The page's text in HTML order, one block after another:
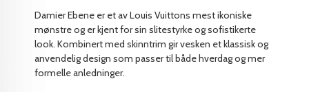
Damier Ebene er et av Louis Vuittons mest ikoniske
mønstre og er kjent for sin slitestyrke og sofistikerte
look. Kombinert med skinntrim gir vesken et klassisk og
anvendelig design som passer til både hverdag og mer
formelle anledninger.